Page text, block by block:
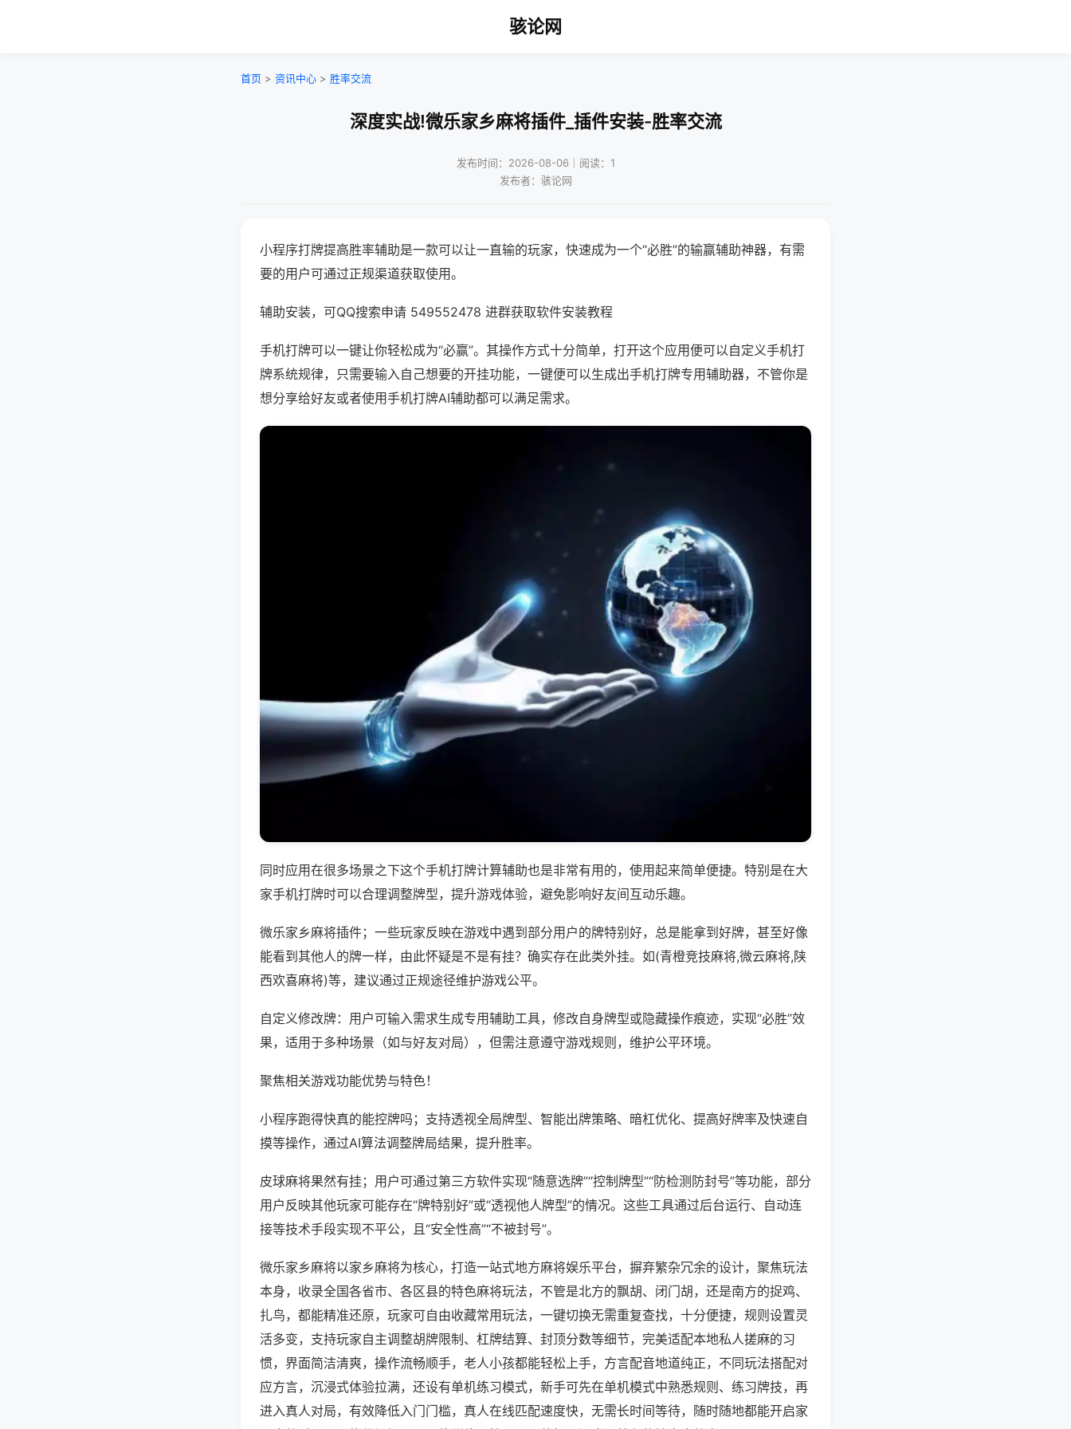
骇论网
首页 > 资讯中心 > 胜率交流
深度实战!微乐家乡麻将插件_插件安装-胜率交流
发布时间：2026-08-06｜阅读：1
发布者：骇论网
小程序打牌提高胜率辅助是一款可以让一直输的玩家，快速成为一个“必胜”的输赢辅助神器，有需
要的用户可通过正规渠道获取使用。
辅助安装，可QQ搜索申请 549552478 进群获取软件安装教程
手机打牌可以一键让你轻松成为“必赢”。其操作方式十分简单，打开这个应用便可以自定义手机打
牌系统规律，只需要输入自己想要的开挂功能，一键便可以生成出手机打牌专用辅助器，不管你是
想分享给好友或者使用手机打牌AI辅助都可以满足需求。
同时应用在很多场景之下这个手机打牌计算辅助也是非常有用的，使用起来简单便捷。特别是在大
家手机打牌时可以合理调整牌型，提升游戏体验，避免影响好友间互动乐趣。
微乐家乡麻将插件；一些玩家反映在游戏中遇到部分用户的牌特别好，总是能拿到好牌，甚至好像
能看到其他人的牌一样，由此怀疑是不是有挂？确实存在此类外挂。如(青橙竞技麻将,微云麻将,陕
西欢喜麻将)等，建议通过正规途径维护游戏公平。
自定义修改牌：用户可输入需求生成专用辅助工具，修改自身牌型或隐藏操作痕迹，实现“必胜”效
果，适用于多种场景（如与好友对局），但需注意遵守游戏规则，维护公平环境。
聚焦相关游戏功能优势与特色！
小程序跑得快真的能控牌吗；支持透视全局牌型、智能出牌策略、暗杠优化、提高好牌率及快速自
摸等操作，通过AI算法调整牌局结果，提升胜率。
皮球麻将果然有挂；用户可通过第三方软件实现“随意选牌”“控制牌型”“防检测防封号”等功能，部分
用户反映其他玩家可能存在“牌特别好”或“透视他人牌型”的情况。这些工具通过后台运行、自动连
接等技术手段实现不平公，且“安全性高”“不被封号”。
微乐家乡麻将以家乡麻将为核心，打造一站式地方麻将娱乐平台，摒弃繁杂冗余的设计，聚焦玩法
本身，收录全国各省市、各区县的特色麻将玩法，不管是北方的飘胡、闭门胡，还是南方的捉鸡、
扎鸟，都能精准还原，玩家可自由收藏常用玩法，一键切换无需重复查找，十分便捷，规则设置灵
活多变，支持玩家自主调整胡牌限制、杠牌结算、封顶分数等细节，完美适配本地私人搓麻的习
惯，界面简洁清爽，操作流畅顺手，老人小孩都能轻松上手，方言配音地道纯正，不同玩法搭配对
应方言，沉浸式体验拉满，还设有单机练习模式，新手可先在单机模式中熟悉规则、练习牌技，再
进入真人对局，有效降低入门门槛，真人在线匹配速度快，无需长时间等待，随时随地都能开启家